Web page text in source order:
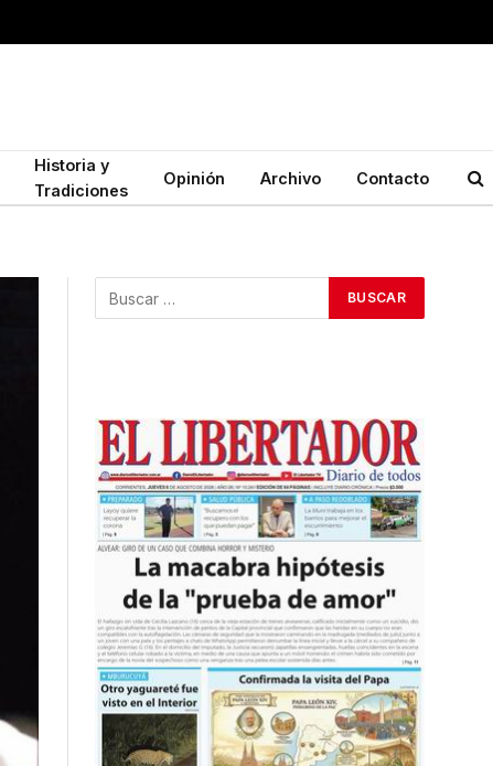
Historia y
Tradiciones
Opinión Archivo Contacto